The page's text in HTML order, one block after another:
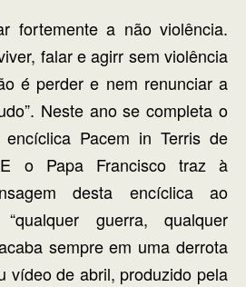
fortemente a não violência.
falar e agirr sem violência
é perder e nem renunciar a
Neste ano se completa o
Pacem in Terris de
o Papa Francisco traz à
desta encíclica ao
guerra, qualquer
sempre em uma derrota
vídeo de abril, produzido pela